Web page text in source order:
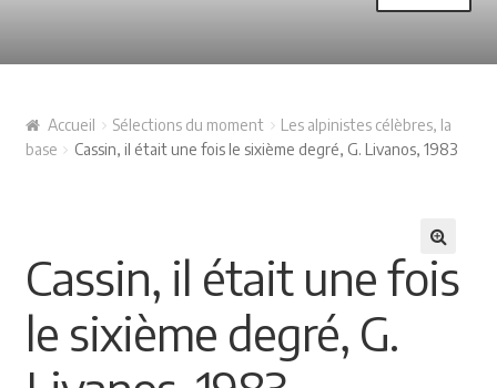
NOS SÉLECTIONS
Guides & topos
Himalayisme
Nature Pêche Chasse
Accueil Sélections du moment
Les alpinistes célèbres, la
base
Cassin, il était une fois le sixième degré, G. Livanos, 1983
🔍
Cassin, il était une fois
le sixième degré, G.